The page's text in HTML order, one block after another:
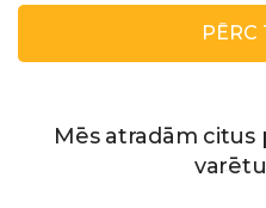
PĒRC
Mēs atradām citus